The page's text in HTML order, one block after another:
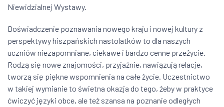
Niewidzialnej Wystawy.
Doświadczenie poznawania nowego kraju i nowej kultury z
perspektywy hiszpańskich nastolatków to dla naszych
uczniów niezapomniane, ciekawe i bardzo cenne przeżycie.
Rodzą się nowe znajomości, przyjaźnie, nawiązują relacje,
tworzą się piękne wspomnienia na całe życie. Uczestnictwo
w takiej wymianie to świetna okazja do tego, żeby w praktyce
ćwiczyć języki obce, ale też szansa na poznanie odległych